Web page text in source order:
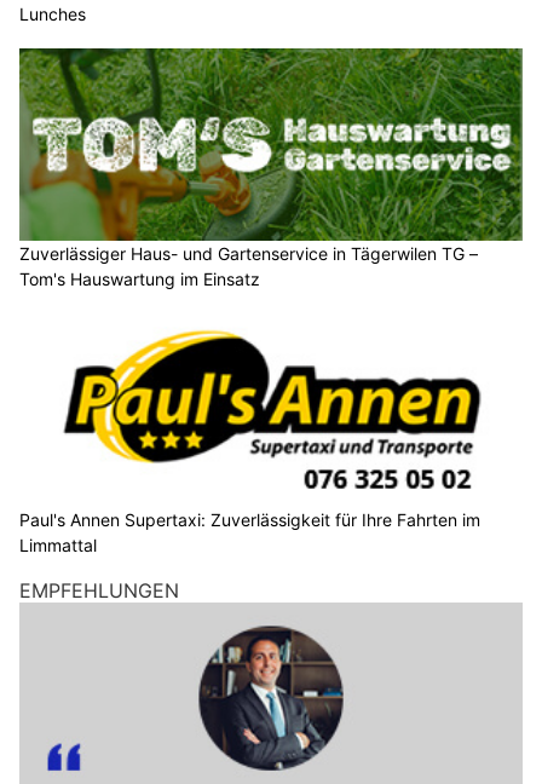
Lunches
Zuverlässiger Haus- und Gartenservice in Tägerwilen TG –
Tom's Hauswartung im Einsatz
Paul's Annen Supertaxi: Zuverlässigkeit für Ihre Fahrten im
Limmattal
EMPFEHLUNGEN